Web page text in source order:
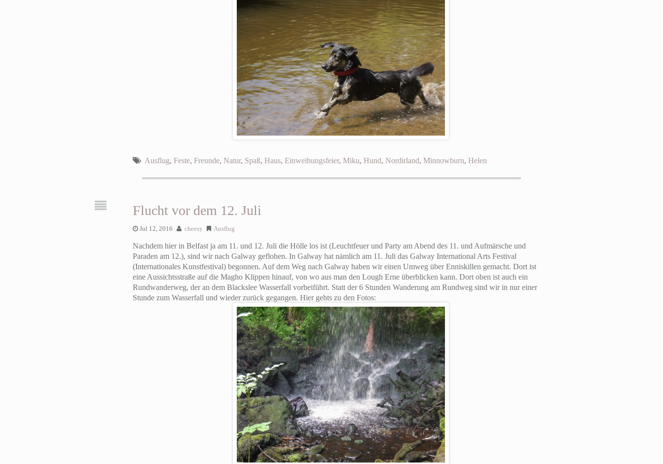
Ausflug, Feste, Freunde, Natur, Spaß, Haus, Einweihungsfeier, Miku, Hund, Nordirland, Minnowburn, Helen
Flucht vor dem 12. Juli
Jul 12, 2016 cheesy Ausflug
Nachdem hier in Belfast ja am 11. und 12. Juli die Hölle los ist (Leuchtfeuer und Party am Abend des 11. und Aufmärsche und
Paraden am 12.), sind wir nach Galway geflohen. In Galway hat nämlich am 11. Juli das Galway International Arts Festival
(Internationales Kunstfestival) begonnen. Auf dem Weg nach Galway haben wir einen Umweg über Enniskillen gemacht. Dort ist
eine Aussichtsstraße auf die Magho Klippen hinauf, von wo aus man den Lough Erne überblicken kann. Dort oben ist auch ein
Rundwanderweg, der an dem Blackslee Wasserfall vorbeiführt. Statt der 6 Stunden Wanderung am Rundweg sind wir in nur einer
Stunde zum Wasserfall und wieder zurück gegangen. Hier gehts zu den Fotos: